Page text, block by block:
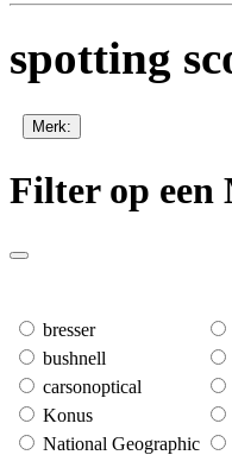
spotting
Merk:
Filter op een
bresser
bushnell
carsonoptical
Konus
National Geographic